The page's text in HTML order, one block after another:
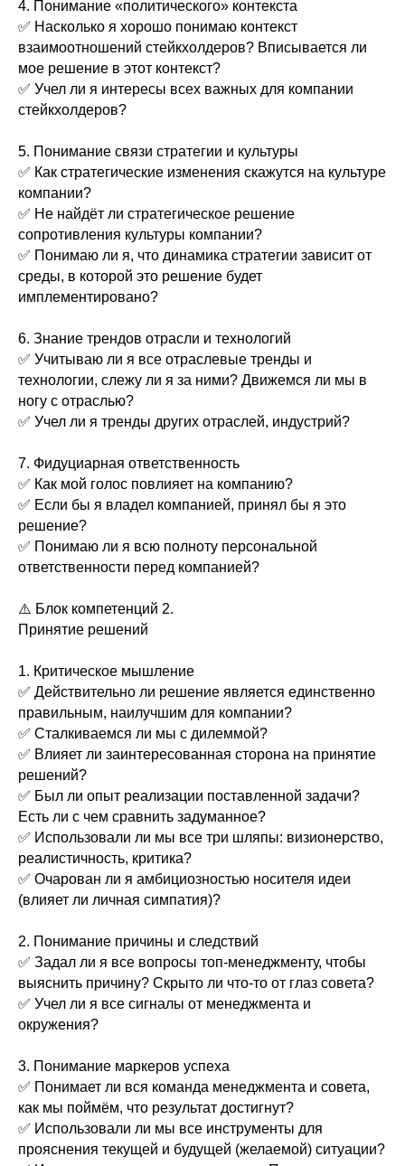
4. Понимание «политического» контекста
✅ Насколько я хорошо понимаю контекст
взаимоотношений стейкхолдеров? Вписывается ли
мое решение в этот контекст?
✅ Учел ли я интересы всех важных для компании
стейкхолдеров?
5. Понимание связи стратегии и культуры
✅ Как стратегические изменения скажутся на культуре
компании?
✅ Не найдёт ли стратегическое решение
сопротивления культуры компании?
✅ Понимаю ли я, что динамика стратегии зависит от
среды, в которой это решение будет
имплементировано?
6. Знание трендов отрасли и технологий
✅ Учитываю ли я все отраслевые тренды и
технологии, слежу ли я за ними? Движемся ли мы в
ногу с отраслью?
✅ Учел ли я тренды других отраслей, индустрий?
7. Фидуциарная ответственность
✅ Как мой голос повлияет на компанию?
✅ Если бы я владел компанией, принял бы я это
решение?
✅ Понимаю ли я всю полноту персональной
ответственности перед компанией?
⚠️ Блок компетенций 2.
Принятие решений
1. Критическое мышление
✅ Действительно ли решение является единственно
правильным, наилучшим для компании?
✅ Сталкиваемся ли мы с дилеммой?
✅ Влияет ли заинтересованная сторона на принятие
решений?
✅ Был ли опыт реализации поставленной задачи?
Есть ли с чем сравнить задуманное?
✅ Использовали ли мы все три шляпы: визионерство,
реалистичность, критика?
✅ Очарован ли я амбициозностью носителя идеи
(влияет ли личная симпатия)?
2. Понимание причины и следствий
✅ Задал ли я все вопросы топ-менеджменту, чтобы
выяснить причину? Скрыто ли что-то от глаз совета?
✅ Учел ли я все сигналы от менеджмента и
окружения?
3. Понимание маркеров успеха
✅ Понимает ли вся команда менеджмента и совета,
как мы поймём, что результат достигнут?
✅ Использовали ли мы все инструменты для
прояснения текущей и будущей (желаемой) ситуации?